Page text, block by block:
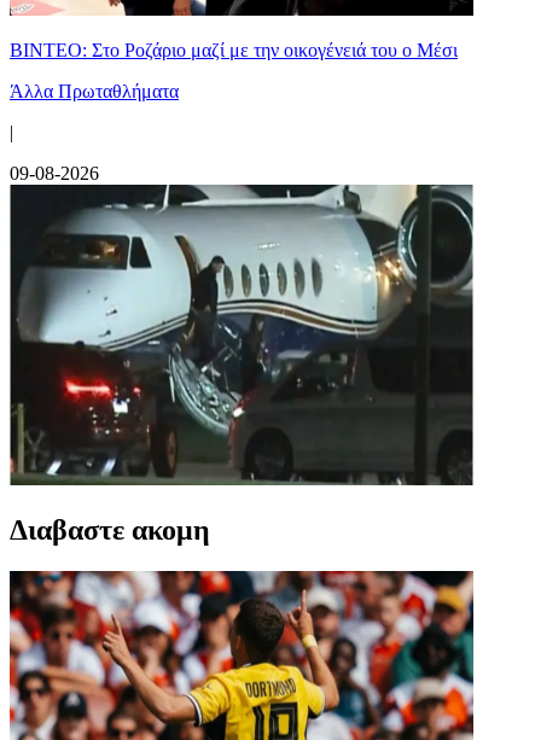
ΒΙΝΤΕΟ: Στο Ροζάριο μαζί με την οικογένειά του ο Μέσι
Άλλα Πρωταθλήματα
|
09-08-2026
Διαβαστε ακομη